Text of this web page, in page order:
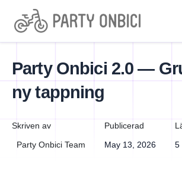
Party Onbici 2.0 —
ny tappning
Skriven av
Party Onbici Team
Publicerad
May 13, 2026
5